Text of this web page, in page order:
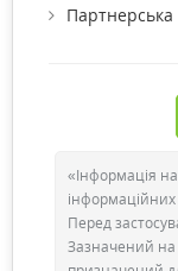
Як
«Інформація
Перед
Зазначений на